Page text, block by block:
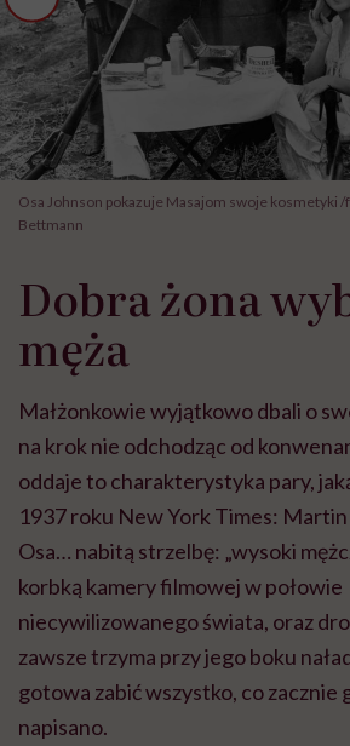
Osa Johnson pokazuje Masajom swoje kosmetyki /
Bettmann
Dobra żona
męża
Małżonkowie wyjątkowo dbali o
na krok nie odchodząc od
oddaje to charakterystyka pary,
1937 roku New York Times:
Osa… nabitą strzelbę: „wysoki
korbką kamery filmowej w połowie
niecywilizowanego świata, oraz
zawsze trzyma przy jego boku
gotowa zabić wszystko, co zacznie
napisano.